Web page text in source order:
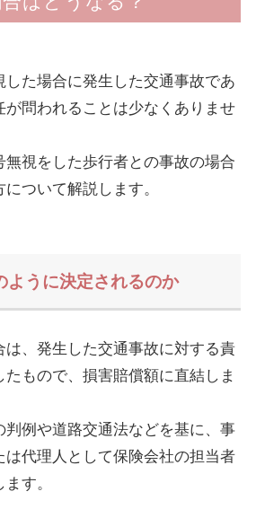
した場合に発生した交通事故であ
が問われることは少なくありませ
無視をした歩行者との事故の場合
ついて解説します。
ように決定されるのか
は、発生した交通事故に対する責
もので、損害賠償額に直結しま
判例や道路交通法などを基に、事
は代理人として保険会社の担当者
す。